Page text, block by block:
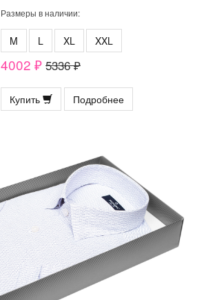
Размеры в наличии:
M L XL XXL
4002 ₽ 5336 ₽
Купить Подробнее